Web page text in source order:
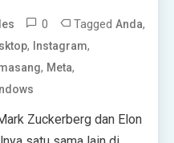
0 TaggedAnda,
, Instagram,
, Meta,
Zuckerberg dan Elon